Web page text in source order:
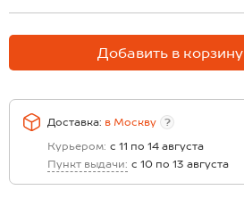
Добавить в корзину
Доставка: в Москву
?
Курьером: с 11 по 14 августа
Пункт выдачи: с 10 по 13 августа